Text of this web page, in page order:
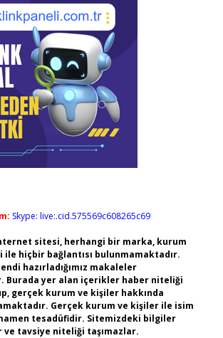
Skype: live:.cid.575569c608265c69
sitesi, herhangi bir marka, kurum
ile hiçbir bağlantısı bulunmamaktadır.
hazırladığımız makaleler
Burada yer alan içerikler haber niteliği
gerçek kurum ve kişiler hakkında
Gerçek kurum ve kişiler ile isim
tesadüfidir. Sitemizdeki bilgiler
tavsiye niteliği taşımazlar.